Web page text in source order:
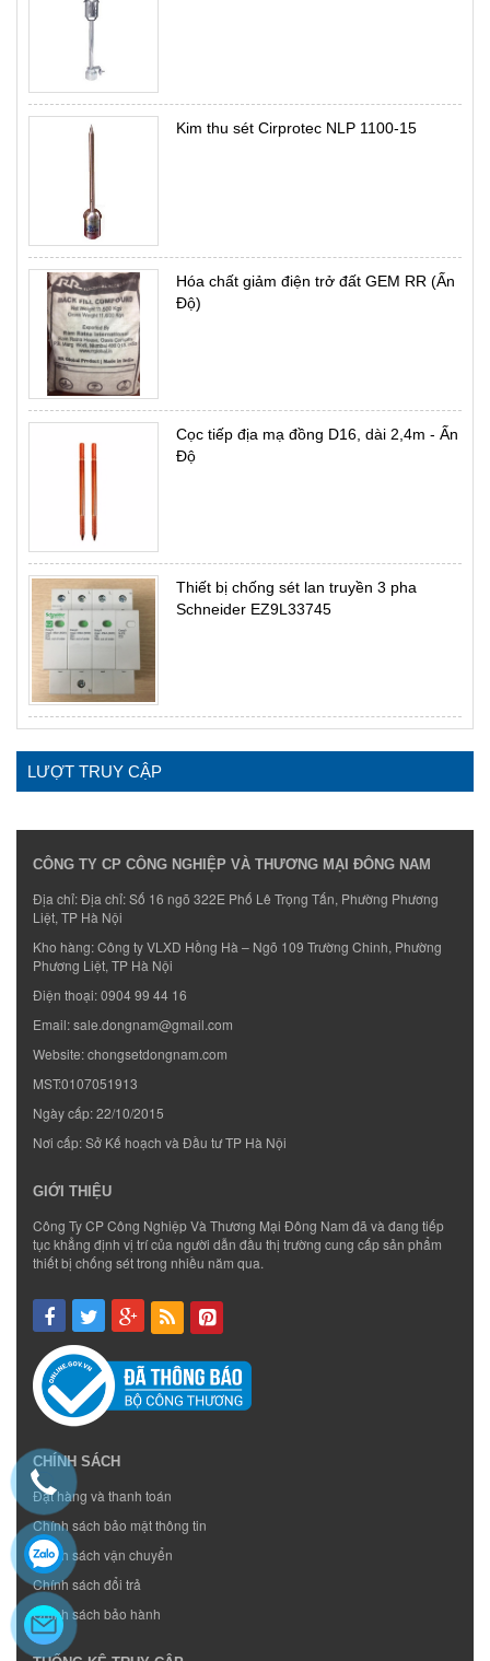
Kim thu sét Cirprotec NLP 1100-15
Hóa chất giảm điện trở đất GEM RR (Ấn
Độ)
Cọc tiếp địa mạ đồng D16, dài 2,4m - Ấn
Độ
Thiết bị chống sét lan truyền 3 pha
Schneider EZ9L33745
LƯỢT TRUY CẬP
CÔNG TY CP CÔNG NGHIỆP VÀ THƯƠNG MẠI ĐÔNG NAM
Địa chỉ: Địa chỉ: Số 16 ngõ 322E Phố Lê Trọng Tấn, Phường Phương
Liệt, TP Hà Nội
Kho hàng: Công ty VLXD Hồng Hà – Ngõ 109 Trường Chinh, Phường
Phương Liệt, TP Hà Nội
Điện thoại:0904 99 44 16
Email:sale.dongnam@gmail.com
Website:chongsetdongnam.com
MST:0107051913
Ngày cấp: 22/10/2015
Nơi cấp: Sở Kế hoạch và Đầu tư TP Hà Nội
GIỚI THIỆU
Công Ty CP Công Nghiệp Và Thương Mại Đông Nam đã và đang tiếp
tục khẳng định vị trí của người dẫn đầu thị trường cung cấp sản phẩm
thiết bị chống sét trong nhiều năm qua.
CHÍNH SÁCH
Đặt hàng và thanh toán
Chính sách bảo mật thông tin
Chính sách vận chuyển
Chính sách đổi trả
Chính sách bảo hành